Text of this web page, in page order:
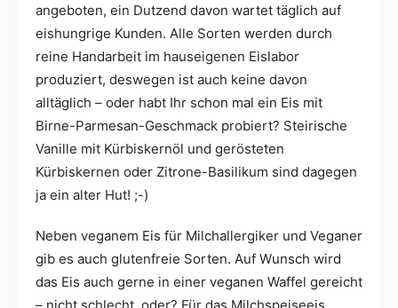
angeboten, ein Dutzend davon wartet täglich auf
eishungrige Kunden. Alle Sorten werden durch
reine Handarbeit im hauseigenen Eislabor
produziert, deswegen ist auch keine davon
alltäglich – oder habt Ihr schon mal ein Eis mit
Birne-Parmesan-Geschmack probiert? Steirische
Vanille mit Kürbiskernöl und gerösteten
Kürbiskernen oder Zitrone-Basilikum sind dagegen
ja ein alter Hut! ;-)
Neben veganem Eis für Milchallergiker und Veganer
gib es auch glutenfreie Sorten. Auf Wunsch wird
das Eis auch gerne in einer veganen Waffel gereicht